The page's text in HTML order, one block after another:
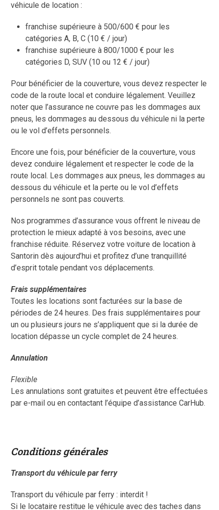
véhicule de location :
franchise supérieure à 500/600 € pour les
catégories A, B, C (10 € / jour)
franchise supérieure à 800/1000 € pour les
catégories D, SUV (10 ou 12 € / jour)
Pour bénéficier de la couverture, vous devez respecter le
code de la route local et conduire légalement. Veuillez
noter que l’assurance ne couvre pas les dommages aux
pneus, les dommages au dessous du véhicule ni la perte
ou le vol d’effets personnels.
Encore une fois, pour bénéficier de la couverture, vous
devez conduire légalement et respecter le code de la
route local. Les dommages aux pneus, les dommages au
dessous du véhicule et la perte ou le vol d’effets
personnels ne sont pas couverts.
Nos programmes d’assurance vous offrent le niveau de
protection le mieux adapté à vos besoins, avec une
franchise réduite. Réservez votre voiture de location à
Santorin dès aujourd’hui et profitez d’une tranquillité
d’esprit totale pendant vos déplacements.
Frais supplémentaires
Toutes les locations sont facturées sur la base de
périodes de 24 heures. Des frais supplémentaires pour
un ou plusieurs jours ne s’appliquent que si la durée de
location dépasse un cycle complet de 24 heures.
Annulation
Flexible
Les annulations sont gratuites et peuvent être effectuées
par e-mail ou en contactant l’équipe d’assistance CarHub.
Conditions générales
Transport du véhicule par ferry
Transport du véhicule par ferry : interdit !
Si le locataire restitue le véhicule avec des taches dans